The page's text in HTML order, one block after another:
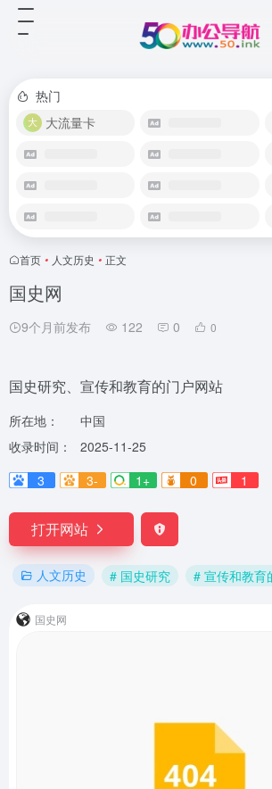
热门
大流量卡
首页 • 人文历史 • 正文
国史网
9个月前发布 122 0 0
国史研究、宣传和教育的门户网站
所在地：
中国
收录时间：
2025-11-25
3
3- 1+ 0 1
打开网站
人文历史 # 国史研究 # 宣传和教育
国史网